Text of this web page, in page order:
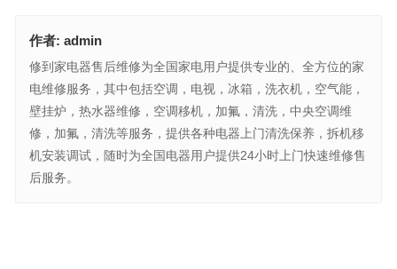
作者: admin
修到家电器售后维修为全国家电用户提供专业的、全方位的家
电维修服务，其中包括空调，电视，冰箱，洗衣机，空气能，
壁挂炉，热水器维修，空调移机，加氟，清洗，中央空调维
修，加氟，清洗等服务，提供各种电器上门清洗保养，拆机移
机安装调试，随时为全国电器用户提供24小时上门快速维修售
后服务。